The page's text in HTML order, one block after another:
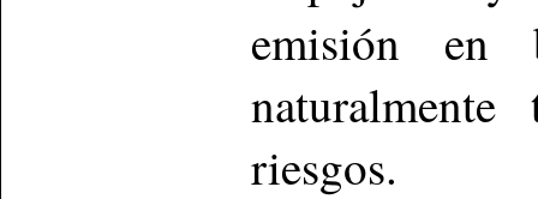
emisión en
riesgos.